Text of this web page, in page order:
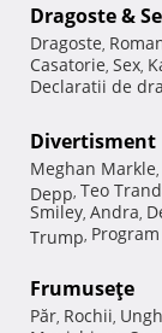
Dragoste &
Dragoste,
Casatorie, Sex,
Declaratii de
Divertisment
Meghan Markle,
Depp, Teo
Smiley, Andra,
Trump, Program
Frumuseţe
Păr, Rochii,